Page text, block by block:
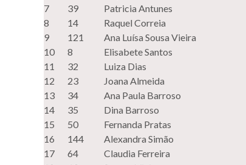
7
39 Patricia Antunes
8
14 Raquel Correia
9
121 Ana Luísa Sousa Vieira
10
8 Elisabete Santos
11
32 Luiza Dias
12
23 Joana Almeida
13
34 Ana Paula Barroso
14
35 Dina Barroso
15
50 Fernanda Pratas
16
144 Alexandra Simão
17
64 Claudia Ferreira